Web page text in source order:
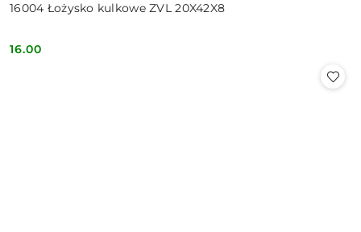
16004 Łożysko kulkowe ZVL 20X42X8
Cena:
16.00